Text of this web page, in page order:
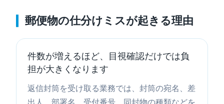
郵便物の仕分けミスが起きる理由
件数が増えるほど、目視確認だけでは負
担が大きくなります
返信封筒を受け取る業務では、封筒の宛名、差